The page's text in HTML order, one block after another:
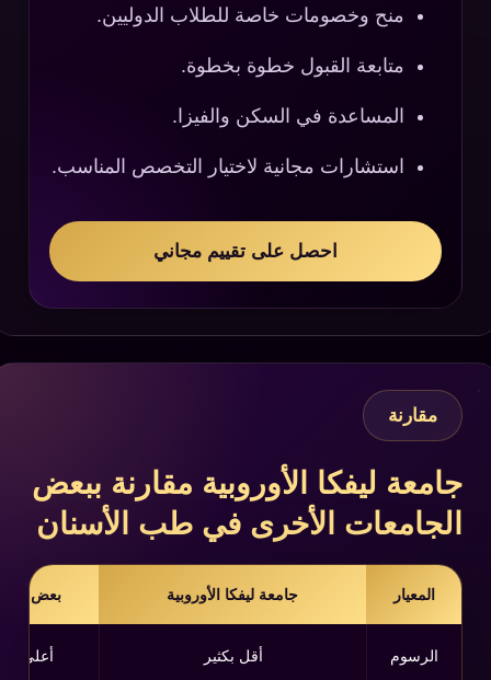
منح وخصومات خاصة للطلاب الدوليين.
متابعة القبول خطوة بخطوة.
المساعدة في السكن والفيزا.
استشارات مجانية لاختيار التخصص المناسب.
احصل على تقييم مجاني
مقارنة
جامعة ليفكا الأوروبية مقارنة ببعض
الجامعات الأخرى في طب الأسنان
المعيار جامعة ليفكا الأوروبية بعض
الرسوم أقل بكثير أعلى